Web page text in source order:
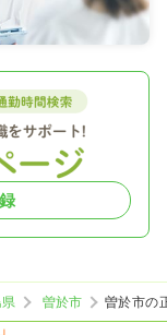
曽於市
曽於市の